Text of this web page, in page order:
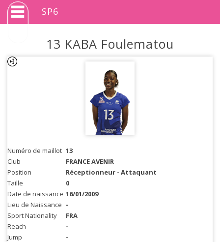
SP6
13 KABA Foulematou
Numéro de maillot 13
Club
FRANCE AVENIR
Position
Réceptionneur - Attaquant
Taille
0
Date de naissance 16/01/2009
Lieu de Naissance -
Sport Nationality
FRA
Reach
-
Jump
-